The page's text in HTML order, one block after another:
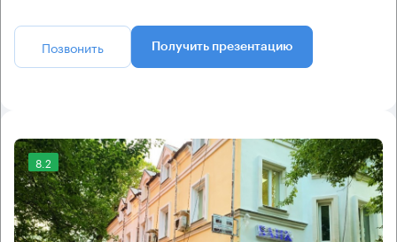
Позвонить Получить презентацию
8.2